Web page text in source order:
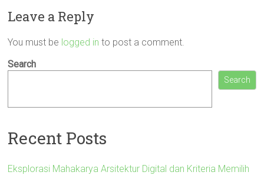
Leave a Reply
You must be logged in to post a comment.
Search
Search
Recent Posts
Eksplorasi Mahakarya Arsitektur Digital dan Kriteria Memilih